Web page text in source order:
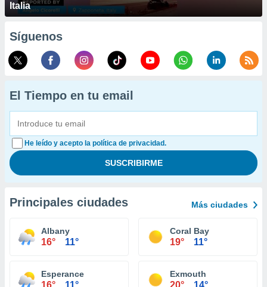
Italia
Síguenos
El Tiempo en tu email
He leído y acepto la política de privacidad.
Principales ciudades Más ciudades
Albany
16° 11°
Coral Bay
19° 11°
Esperance
16° 11°
Exmouth
20° 14°